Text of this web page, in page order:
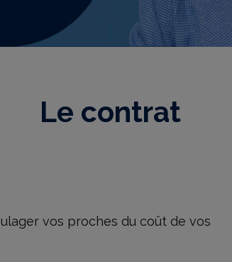
Le contrat
vos proches du coût de vos